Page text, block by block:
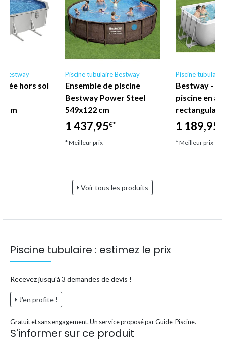
Bestway
hors sol
cm
Piscine tubulaire Bestway
Ensemble de piscine
Bestway Power Steel
549x122 cm
1 437,95€*
* Meilleur prix
Piscine
Bestway -
piscine en
1 189,95
* Meilleur prix
Voir tous les produits
Piscine tubulaire : estimez le prix
Recevez jusqu'à 3 demandes de devis !
J'en profite !
Gratuit et sans engagement. Un service proposé par Guide-Piscine.
S'informer sur ce produit